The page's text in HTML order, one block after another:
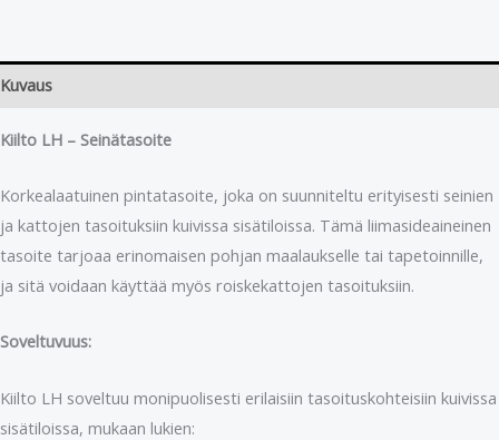
Kuvaus
Kiilto LH – Seinätasoite
Korkealaatuinen pintatasoite, joka on suunniteltu erityisesti seinien
ja kattojen tasoituksiin kuivissa sisätiloissa. Tämä liimasideaineinen
tasoite tarjoaa erinomaisen pohjan maalaukselle tai tapetoinnille,
ja sitä voidaan käyttää myös roiskekattojen tasoituksiin.
Soveltuvuus:
Kiilto LH soveltuu monipuolisesti erilaisiin tasoituskohteisiin kuivissa
sisätiloissa, mukaan lukien: